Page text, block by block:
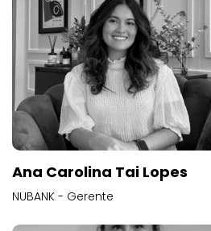
Ana Carolina Tai Lopes
NUBANK - Gerente